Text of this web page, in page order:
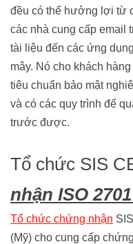
đều có thể hưởng lợi từ
các nhà cung cấp email
tài liệu đến các ứng
mây. Nó cho khách
tiêu chuẩn bảo mật
và có các quy trình để
trước được.
Tổ chức SIS
nhận ISO
Tổ chức chứng nhận
(Mỹ) cho cung cấp